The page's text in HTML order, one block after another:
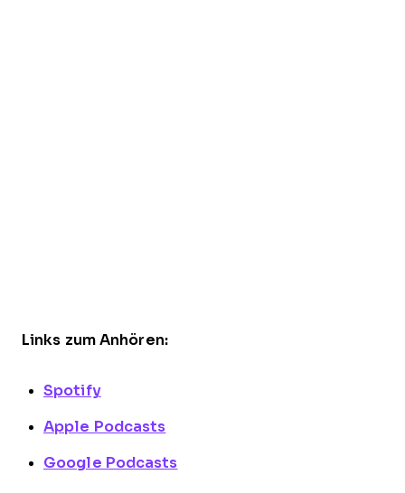
Links zum Anhören:
Spotify
Apple Podcasts
Google Podcasts